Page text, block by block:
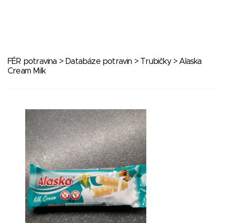
FÉR potravina > Databáze potravin > Trubičky> Alaska
Cream Milk